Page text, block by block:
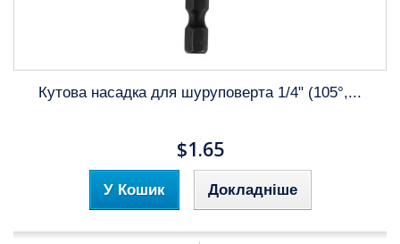
Кутова насадка для шуруповерта 1/4" (105°,...
$1.65
У Кошик Докладніше